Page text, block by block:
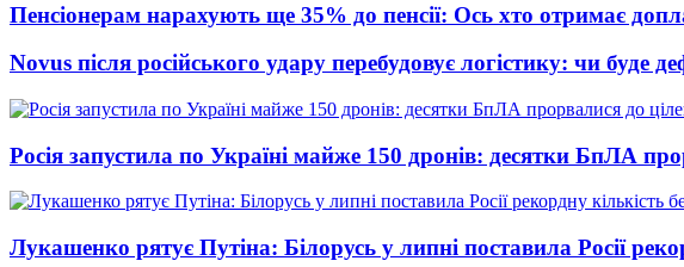
Пенсіонерам нарахують ще 35% до пенсії: Ось хто отримає
Novus після російського удару перебудовує логістику: чи буде
Росія запустила по Україні майже 150 дронів: десятки БпЛА
Лукашенко рятує Путіна: Білорусь у липні поставила Росії